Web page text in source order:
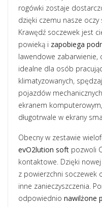
rogówki zostaje
dzięki czemu nasze
Krawędź soczewek jest
powieką i zapobiega
lawendowe zabarwienie,
idealne dla osób
klimatyzowanych,
pojazdów
ekranem
długotrwale w ekrany
Obecny w zestawie
evO2lution soft pozwoli
kontaktowe. Dzięki
z powierzchni soczewek
inne zanieczyszczenia.
odpowiednio nawilżone